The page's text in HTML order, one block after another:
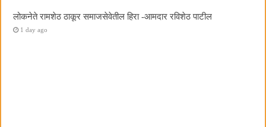
लोकनेते रामशेठ ठाकूर समाजसेवेतील हिरा -आमदार रविशेठ पाटील
1 day ago